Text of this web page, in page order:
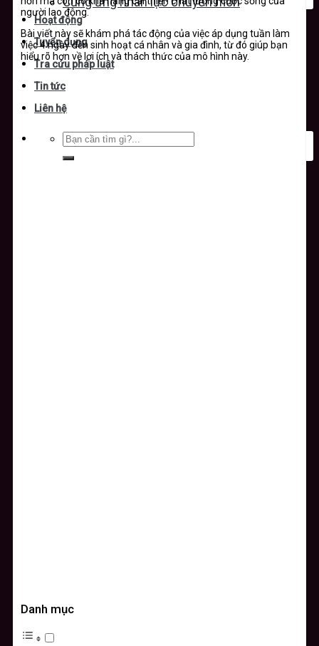
Hoạt động
Tuyển dụng
Tra cứu pháp luật
Tin tức
Liên hệ
người lao động.
Bài viết này sẽ khám phá tác động của việc áp dụng tuần làm
việc 4 ngày đến sinh hoạt cá nhân và gia đình, từ đó giúp bạn
hiểu rõ hơn về lợi ích và thách thức của mô hình này.
Danh mục